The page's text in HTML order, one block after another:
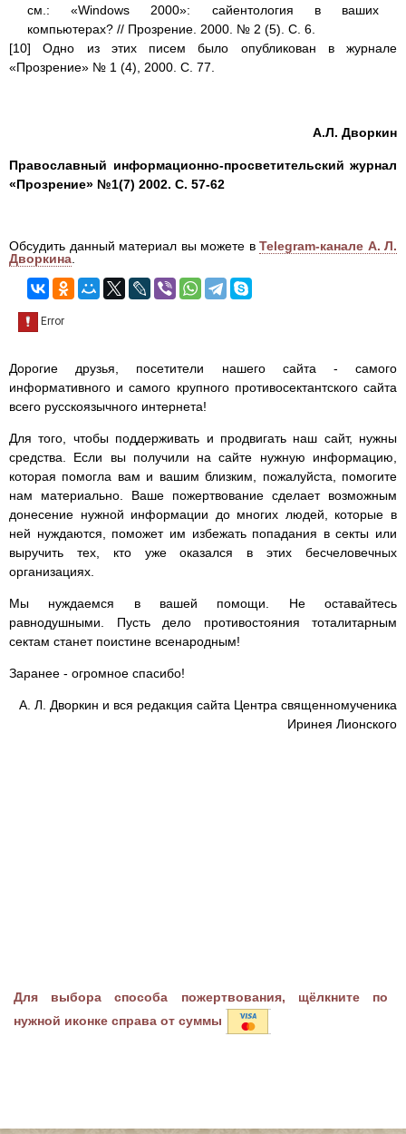
см.: «Windows 2000»: сайентология в ваших
компьютерах? // Прозрение. 2000. № 2 (5). С. 6.
[10] Одно из этих писем было опубликован в журнале
«Прозрение» № 1 (4), 2000. С. 77.
А.Л. Дворкин
Православный информационно-просветительский журнал
«Прозрение» №1(7) 2002. С. 57-62
Обсудить данный материал вы можете в Telegram-канале А. Л.
Дворкина
Дорогие друзья, посетители нашего сайта - самого
информативного и самого крупного противосектантского сайта
всего русскоязычного интернета!
Для того, чтобы поддерживать и продвигать наш сайт, нужны
средства. Если вы получили на сайте нужную информацию,
которая помогла вам и вашим близким, пожалуйста, помогите
нам материально. Ваше пожертвование сделает возможным
донесение нужной информации до многих людей, которые в
ней нуждаются, поможет им избежать попадания в секты или
выручить тех, кто уже оказался в этих бесчеловечных
организациях.
Мы нуждаемся в вашей помощи. Не оставайтесь
равнодушными. Пусть дело противостояния тоталитарным
сектам станет поистине всенародным!
Заранее - огромное спасибо!
А. Л. Дворкин и вся редакция сайта Центра священномученика
Иринея Лионского
Для выбора способа пожертвования, щёлкните по
нужной иконке справа от суммы